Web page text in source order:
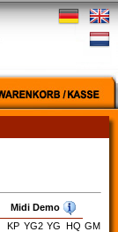
Midi Demo
KP YG2 YG HQ GM